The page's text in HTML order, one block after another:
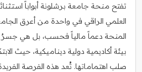
تفتح منحة جامعة برشلونة أبواباً
العلمي الراقي في واحدة من أعرق
المنحة دعماً مالياً فحسب، بل هي جسرٌ
بيئة أكاديمية دولية ديناميكية، حيث
صلب اهتماماتها. تُعد هذه الفرصة